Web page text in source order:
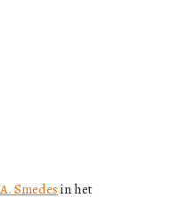
Smedes in het